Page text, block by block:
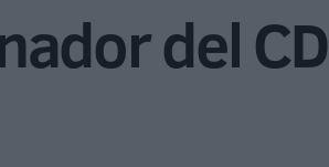
del CD